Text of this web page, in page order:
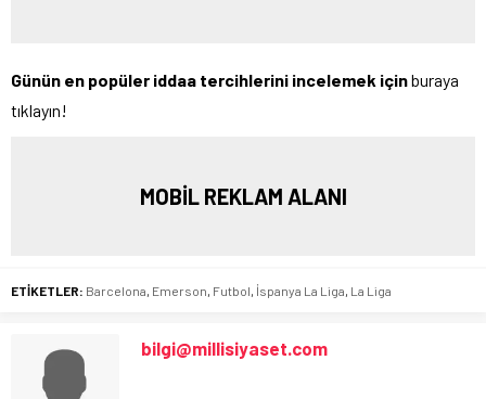
Günün en popüler iddaa tercihlerini incelemek içinburaya
tıklayın!
MOBİL REKLAM ALANI
ETİKETLER: Barcelona Emerson Futbol İspanya La Liga La Liga
bilgi@millisiyaset.com